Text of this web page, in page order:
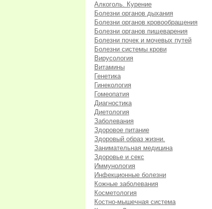
Алкоголь. Курение
Болезни органов дыхания
Болезни органов кровообращения
Болезни органов пищеварения
Болезни почек и мочевых путей
Болезни системы крови
Вирусология
Витамины
Генетика
Гинекология
Гомеопатия
Диагностика
Диетология
Заболевания
Здоровое питание
Здоровый образ жизни.
Занимательная медицина
Здоровье и секс
Иммунология
Инфекционные болезни
Кожные заболевания
Косметология
Костно-мышечная система